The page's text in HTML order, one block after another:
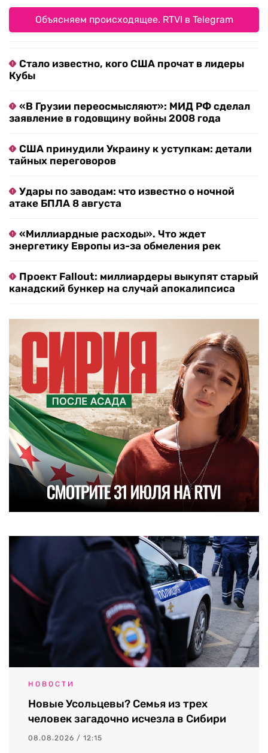
Объясняем происходящее. RTVI в Telegram
Стало известно, кого США прочат в лидеры
Кубы
«В Грузии переосмысляют»: МИД РФ сделал
заявление в годовщину войны 2008 года
США принудили Украину к уступкам: детали
тайных переговоров
Удары по заводам: что известно о ночной
атаке БПЛА 8 августа
«Миллиардные расходы». Что ждет
энергетику Европы из-за обмеления рек
Проект Fallout: миллиардеры выкупят старый
канадский бункер на случай апокалипсиса
НОВОСТИ
Новые Усольцевы? Семья из трех
человек загадочно исчезла в Сибири
08.08.2026 / 12:15